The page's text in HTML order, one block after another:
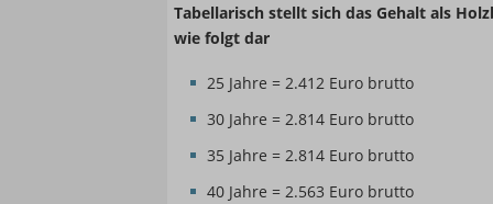
Tabellarisch stellt sich das Gehalt als
wie folgt dar
25 Jahre = 2.412 Euro brutto
30 Jahre = 2.814 Euro brutto
35 Jahre = 2.814 Euro brutto
40 Jahre = 2.563 Euro brutto